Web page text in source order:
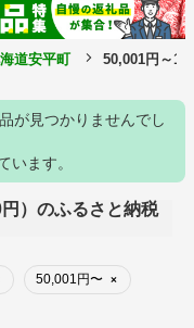
道安平町 50,001円～
が見つかりませんでし
います。
）のふるさと納税
50,001円〜 ×